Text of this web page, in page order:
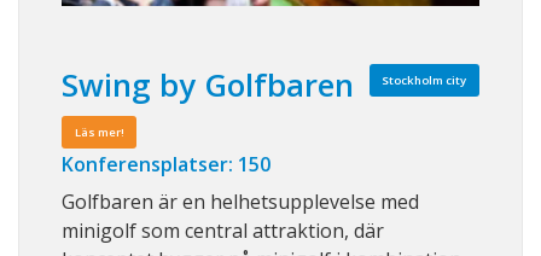
Stockholm city
Swing by Golfbaren
Läs mer!
Konferensplatser: 150
Golfbaren är en helhetsupplevelse med
minigolf som central attraktion, där